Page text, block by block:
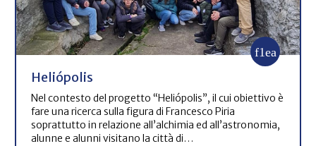
Heliópolis
Nel contesto del progetto “Heliópolis”, il cui obiettivo è
fare una ricerca sulla figura di Francesco Piria
soprattutto in relazione all’alchimia ed all’astronomia,
alunne e alunni visitano la città di…